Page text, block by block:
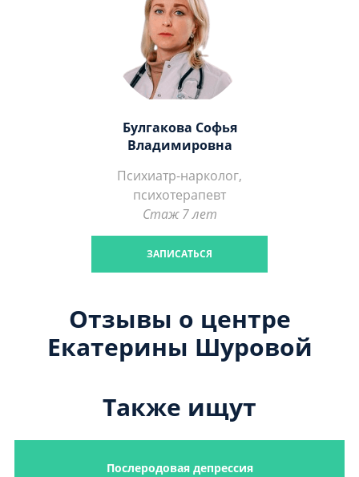
Булгакова Софья
Владимировна
Психиатр-нарколог,
психотерапевт
Стаж 7 лет
ЗАПИСАТЬСЯ
Отзывы о центре
Екатерины Шуровой
Также ищут
Послеродовая депрессия